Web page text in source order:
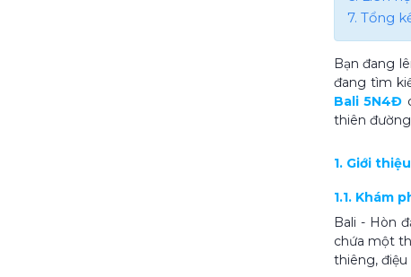
7. Tổng
Bạn đang
đang tìm
Bali 5N4Đ
thiên
1. Giới
1.1. Khám
Bali - Hòn
chứa một
thiêng,